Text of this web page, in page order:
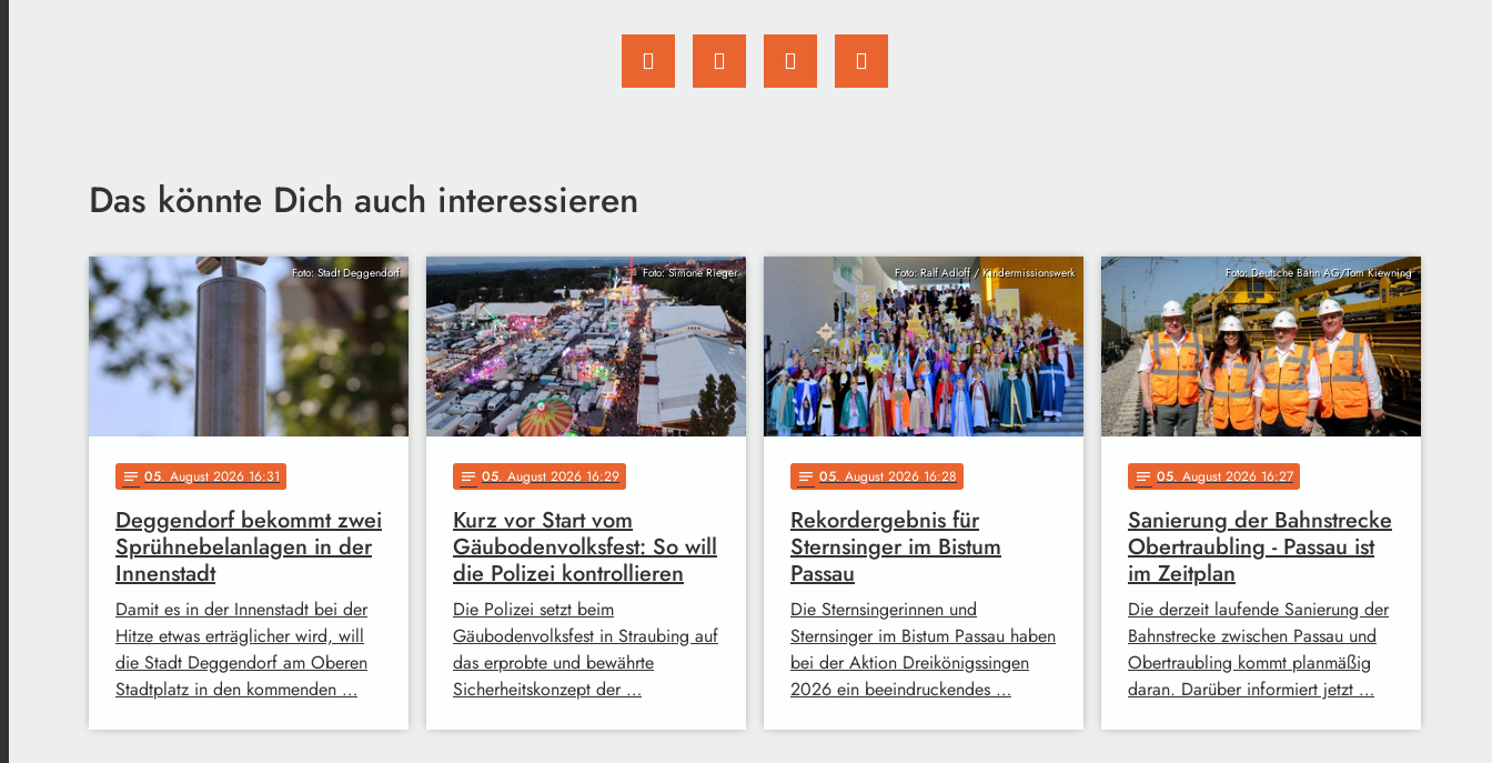
Das könnte Dich auch interessieren
Foto: Stadt Deggendorf
notes 05. August 2026 16:31
Deggendorf bekommt zwei
Sprühnebelanlagen in der
Innenstadt
Damit es in der Innenstadt bei der
Hitze etwas erträglicher wird, will
die Stadt Deggendorf am Oberen
Stadtplatz in den kommenden …
Foto: Simone Rieger
notes 05. August 2026 16:29
Kurz vor Start vom
Gäubodenvolksfest: So will
die Polizei kontrollieren
Die Polizei setzt beim
Gäubodenvolksfest in Straubing auf
das erprobte und bewährte
Sicherheitskonzept der …
Foto: Ralf Adloff / Kindermissionswerk
notes 05. August 2026 16:28
Rekordergebnis für
Sternsinger im Bistum
Passau
Die Sternsingerinnen und
Sternsinger im Bistum Passau haben
bei der Aktion Dreikönigssingen
2026 ein beeindruckendes …
Foto: Deutsche Bahn AG/Tom Kiewning
notes 05. August 2026 16:27
Sanierung der Bahnstrecke
Obertraubling - Passau ist
im Zeitplan
Die derzeit laufende Sanierung der
Bahnstrecke zwischen Passau und
Obertraubling kommt planmäßig
daran. Darüber informiert jetzt …